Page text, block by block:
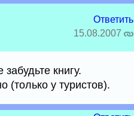
Ответить
15.08.2007
книгу.
(только у туристов).